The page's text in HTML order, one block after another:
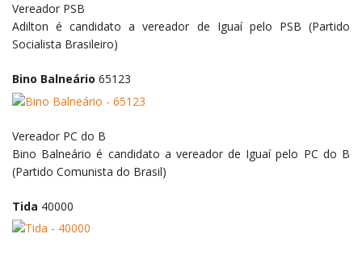
Vereador PSB
Adilton é candidato a vereador de Iguaí pelo PSB (Partido
Socialista Brasileiro)
Bino Balneário 65123
Vereador PC do B
Bino Balneário é candidato a vereador de Iguaí pelo PC do B
(Partido Comunista do Brasil)
Tida 40000